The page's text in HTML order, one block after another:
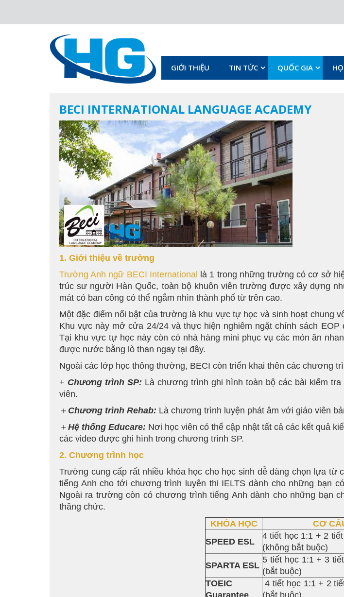
GIỚI THIỆU TIN TỨC QUỐC GIA
BECI INTERNATIONAL LANGUAGE ACADEMY
1. Giới thiệu về trường
Trường Anh ngữ BECI International
là 1 trong những trường có cơ sở
trúc sư người Hàn Quốc, toàn bộ khuôn viên trường được xây dựng
mát có ban công có thể ngắm nhìn thành phố từ trên cao.
Một đặc điểm nổi bật của trường là khu vực tự học và sinh hoạt chung
Khu vực này mở cửa 24/24 và thực hiện nghiêm ngặt chính sách
Tại khu vực tự học này còn có nhà hàng mini phục vụ các món ăn
được nước bằng lò than ngay tại đây.
Ngoài các lớp học thông thường, BECI còn triển khai thên các chương
+ Chương trình SP: Là chương trình ghi hình toàn bộ các bài kiểm
viên.
＋ Chương trình Rehab: Là chương trình luyện phát âm với giáo viên
＋ Hệ thống Educare: Nơi học viên có thể cập nhật tất cả các kết quả
các video được ghi hình trong chương trình SP.
2. Chương trình học
Trường cung cấp rất nhiều khóa học cho học sinh dễ dàng chọn lựa
tiếng Anh cho tới chương trình luyên thi IELTS dành cho những bạn
Ngoài ra trường còn có chương trình tiếng Anh dành cho những bạn
thăng chức.
KHÓA HỌC
CƠ
SPEED ESL
4 tiết học 1:1 + 2
(không bắt buộc)
SPARTA ESL
5 tiết học 1:1 + 3
(bắt buộc)
TOEIC
4 tiết học 1:1 + 2